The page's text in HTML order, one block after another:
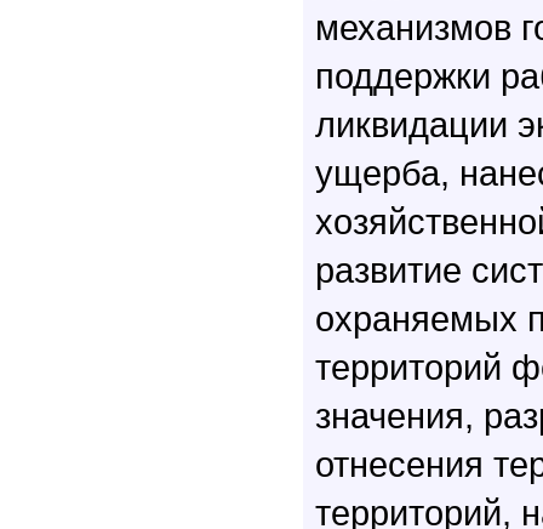
механизмов
поддержки
ликвидации
ущерба,
развитие
охраняемых
территорий
значения,
отнесения
территорий,